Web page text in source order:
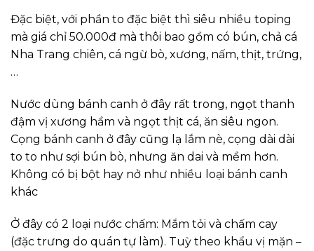
Đặc biệt, với phần to đặc biệt thì siêu nhiều toping
mà giá chỉ 50.000đ mà thôi bao gồm có bún, chả cá
Nha Trang chiên, cá ngừ bò, xương, nấm, thịt, trứng,
…
Nước dùng bánh canh ở đây rất trong, ngọt thanh
đậm vị xương hầm và ngọt thịt cá, ăn siêu ngon.
Cọng bánh canh ở đây cũng lạ lắm nè, cọng dài dài
to to như sợi bún bò, nhưng ăn dai và mềm hơn.
Không có bị bột hay nở như nhiều loại bánh canh
khác
Ở đây có 2 loại nước chấm: Mắm tỏi và chấm cay
(đặc trưng do quán tự làm). Tuỳ theo khẩu vị mặn –